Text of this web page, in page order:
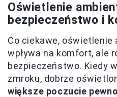
Oświetlenie
bezpieczeństwo i
Co ciekawe,
wpływa na komfort, ale
bezpieczeństwo. Kiedy
zmroku, dobrze
większe poczucie